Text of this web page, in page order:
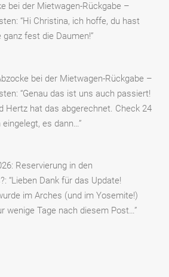
bei der Mietwagen-Rückgabe –
: “Hi Christina, ich hoffe, du hast
ganz fest die Daumen!”
bei der Mietwagen-Rückgabe –
: “Genau das ist uns auch passiert!
Hertz hat das abgerechnet. Check 24
eingelegt, es dann…”
Reservierung in den
: “Lieben Dank für das Update!
im Arches (und im Yosemite!)
wenige Tage nach diesem Post…”